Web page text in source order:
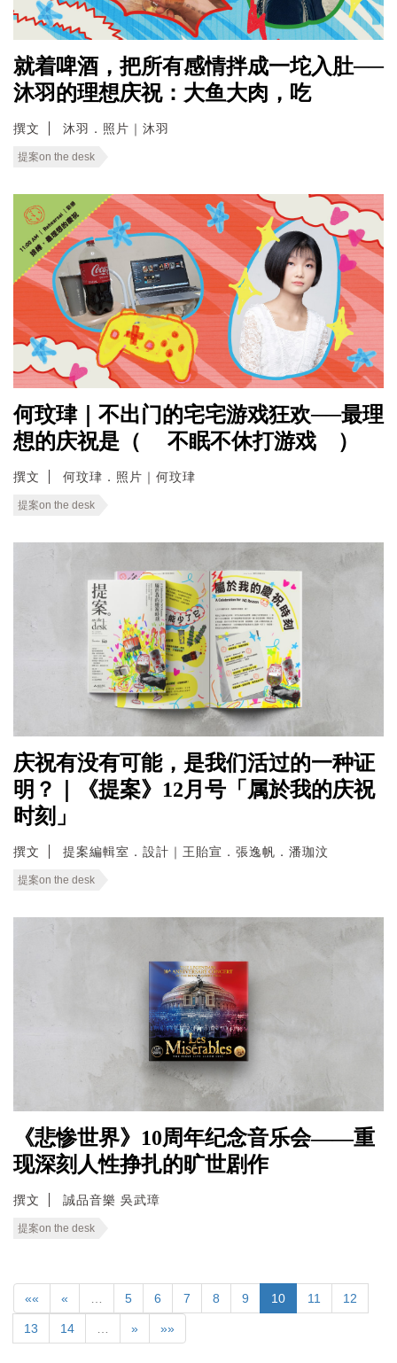
就着啤酒，把所有感情拌成一坨入肚──
沐羽的理想庆祝：大鱼大肉，吃
撰文 沐羽．照片｜沐羽
提案on the desk
何玟珒｜不出门的宅宅游戏狂欢──最理
想的庆祝是（ 不眠不休打游戏 ）
撰文 何玟珒．照片｜何玟珒
提案on the desk
庆祝有没有可能，是我们活过的一种证
明？｜《提案》12月号「属於我的庆祝
时刻」
撰文 提案編輯室．設計｜王貽宣．張逸帆．潘珈汶
提案on the desk
《悲惨世界》10周年纪念音乐会——重
现深刻人性挣扎的旷世剧作
撰文 誠品音樂 吳武璋
提案on the desk
«« « 5 6 7 8 9 10 11 12
13 14 » »»